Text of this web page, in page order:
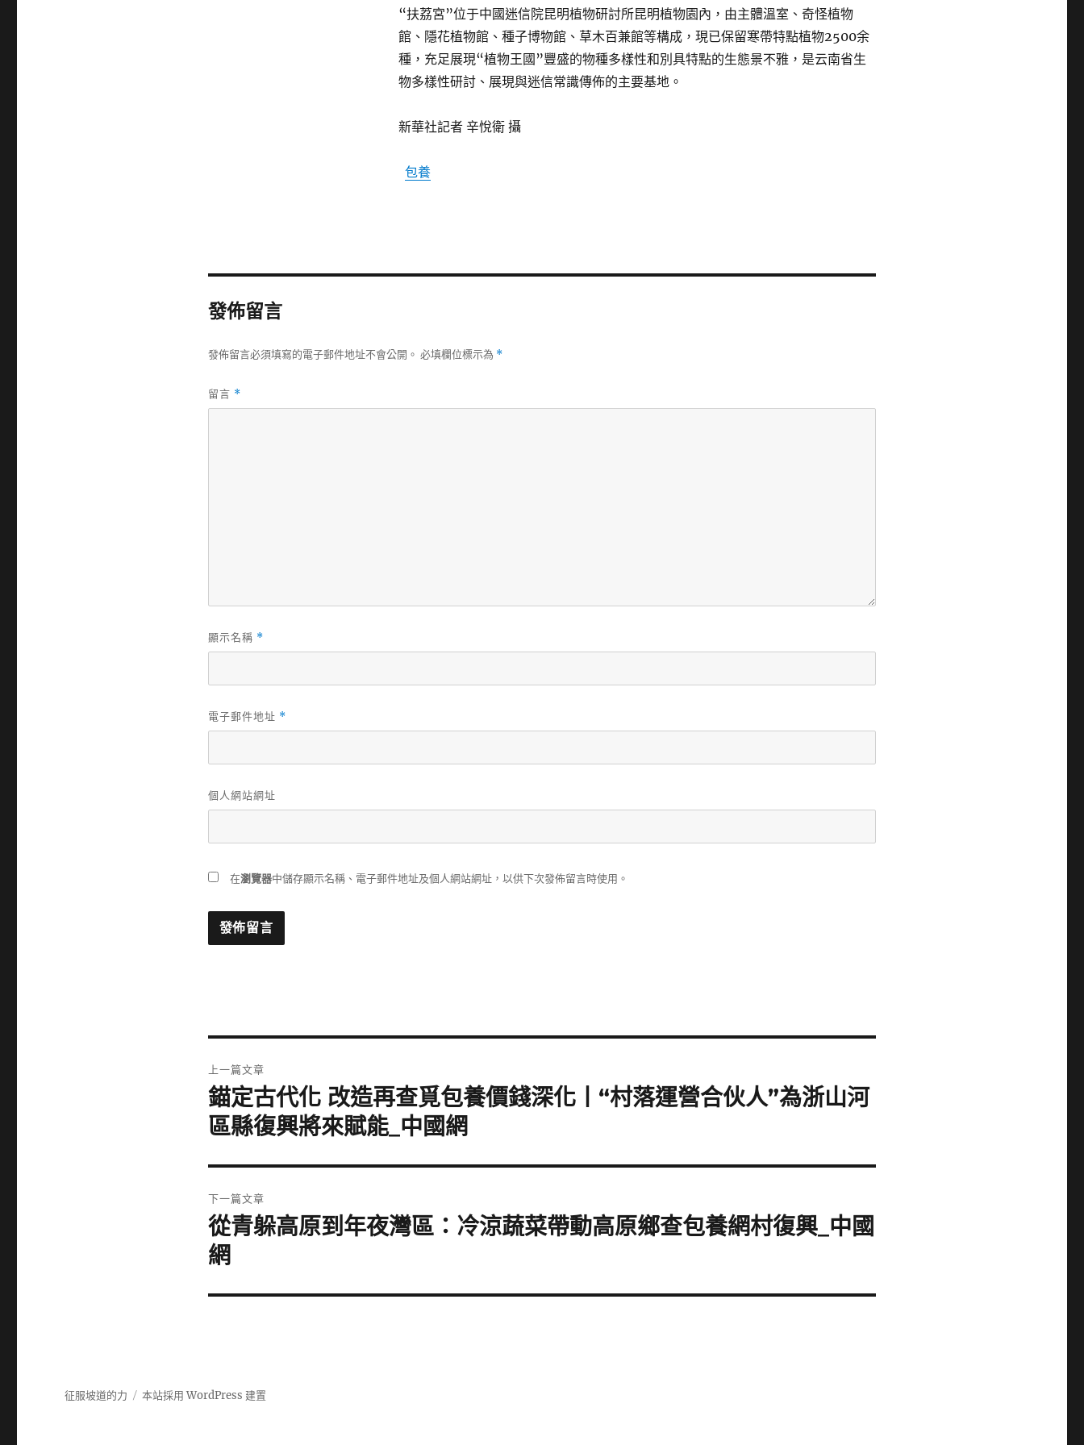
“扶荔宮”位于中國迷信院昆明植物研討所昆明植物園內，由主體溫室、奇怪植物
館、隱花植物館、種子博物館、草木百兼館等構成，現已保留寒帶特點植物2500余
種，充足展現“植物王國”豐盛的物種多樣性和別具特點的生態景不雅，是云南省生
物多樣性研討、展現與迷信常識傳佈的主要基地。
新華社記者 辛悅衛 攝
包養
發佈留言
發佈留言必須填寫的電子郵件地址不會公開。 必填欄位標示為 *
留言 *
顯示名稱 *
電子郵件地址 *
個人網站網址
在瀏覽器中儲存顯示名稱、電子郵件地址及個人網站網址，以供下次發佈留言時使用。
章
導
上一篇文章
上
一
篇
文
錨定古代化 改造再查覓包養價錢深化丨“村落運營合伙人”為浙山河
區縣復興將來賦能_中國網
下一篇文章
下
一
篇
文
從青躲高原到年夜灣區：冷涼蔬菜帶動高原鄉查包養網村復興_中國
網
征服坡道的力 本站採用 WordPress 建置